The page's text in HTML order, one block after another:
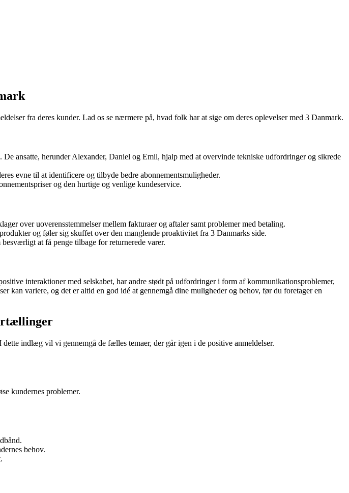
fra deres kunder. Lad os se nærmere på, hvad folk har at sige om deres oplevelser med 3 Danmark.
ansatte, herunder Alexander, Daniel og Emil, hjalp med at overvinde tekniske udfordringer og sikrede
evne til at identificere og tilbyde bedre abonnementsmuligheder.
og den hurtige og venlige kundeservice.
over uoverensstemmelser mellem fakturaer og aftaler samt problemer med betaling.
og føler sig skuffet over den manglende proaktivitet fra 3 Danmarks side.
at få penge tilbage for returnerede varer.
interaktioner med selskabet, har andre stødt på udfordringer i form af kommunikationsproblemer,
kan variere, og det er altid en god idé at gennemgå dine muligheder og behov, før du foretager en
indlæg vil vi gennemgå de fælles temaer, der går igen i de positive anmeldelser.
kundernes problemer.
behov.